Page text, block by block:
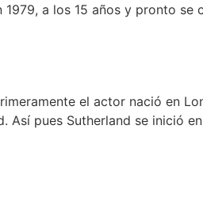
a los 15 años y pronto
el actor nació en
pues Sutherland se inició